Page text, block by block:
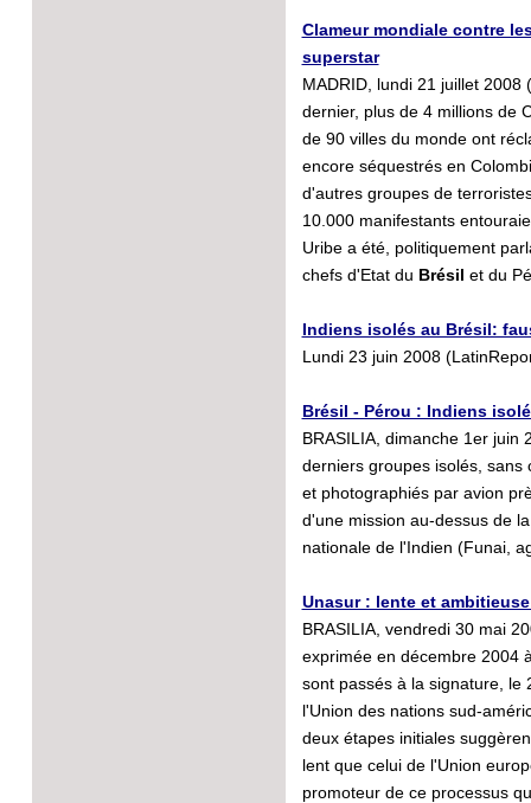
Clameur mondiale contre
superstar
MADRID, lundi 21 juillet
dernier, plus de 4 millions de
de 90 villes du monde ont
encore séquestrés en
d'autres groupes de
10.000 manifestants
Uribe a été, politiquement
chefs d'Etat du Brésil et du
Indiens isolés au Brésil:
Lundi 23 juin 2008
Brésil - Pérou : Indiens
BRASILIA, dimanche 1er juin
derniers groupes isolés, sans
et photographiés par avion
d'une mission au-dessus de
nationale de l'Indien (Funai,
Unasur : lente et
BRASILIA, vendredi 30 mai
exprimée en décembre 2004
sont passés à la signature, le
l'Union des nations sud-
deux étapes initiales
lent que celui de l'Union
promoteur de ce processus